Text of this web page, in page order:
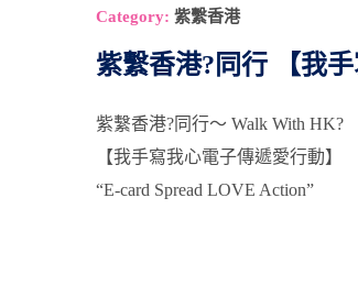
Category: 紫繫香港
紫繫香港?同行 【我
紫繫香港?同行～ Walk With HK?
【我手寫我心電子傳遞愛行動】
“E-card Spread LOVE Action”